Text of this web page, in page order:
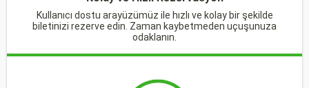
Kullanıcı dostu arayüzümüz ile hızlı ve kolay bir şekilde
biletinizi rezerve edin. Zaman kaybetmeden uçuşunuza
odaklanın.